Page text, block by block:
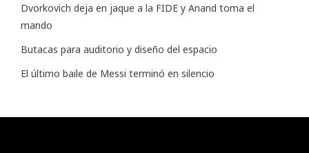
Dvorkovich deja en jaque a la FIDE y Anand toma el
mando
Butacas para auditorio y diseño del espacio
El último baile de Messi terminó en silencio